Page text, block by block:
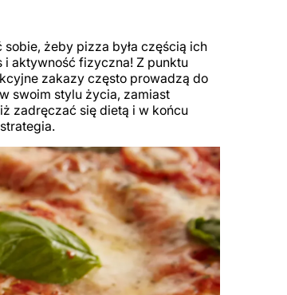
żeby pizza była częścią ich
i aktywność fizyczna! Z punktu
zakazy często prowadzą do
swoim stylu życia, zamiast
zadręczać się dietą i w końcu